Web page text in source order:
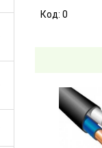
Код: 0